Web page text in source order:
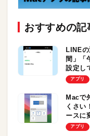
おすすめの記
LINEの
間」「
設定し
ない！
アプリ
Macで
くさ
ースに
アプリ